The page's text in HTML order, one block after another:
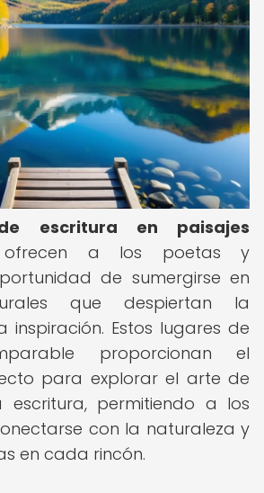
escritura en paisajes
a los poetas y
de sumergirse en
que despiertan la
inspiración. Estos lugares de
proporcionan el
para explorar el arte de
permitiendo a los
con la naturaleza y
en cada rincón.